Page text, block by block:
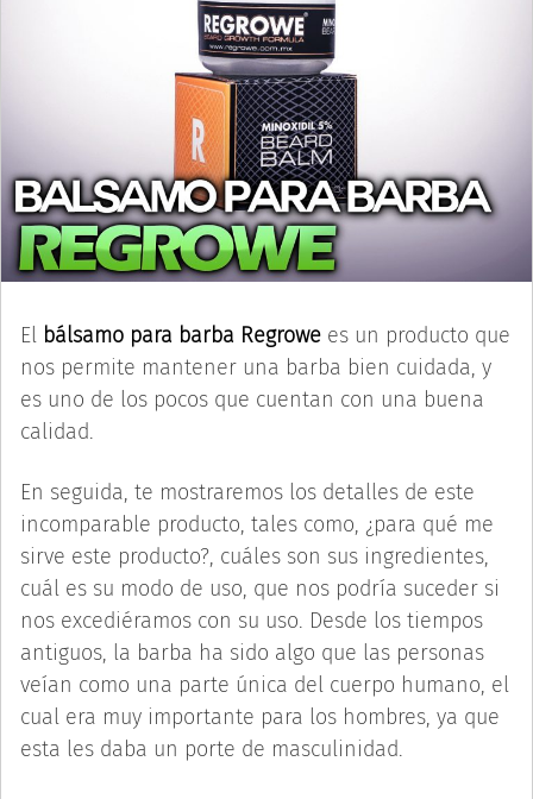
El bálsamo para barba Regrowe es un producto que
nos permite mantener una barba bien cuidada, y
es uno de los pocos que cuentan con una buena
calidad.
En seguida, te mostraremos los detalles de este
incomparable producto, tales como, ¿para qué me
sirve este producto?, cuáles son sus ingredientes,
cuál es su modo de uso, que nos podría suceder si
nos excediéramos con su uso. Desde los tiempos
antiguos, la barba ha sido algo que las personas
veían como una parte única del cuerpo humano, el
cual era muy importante para los hombres, ya que
esta les daba un porte de masculinidad.